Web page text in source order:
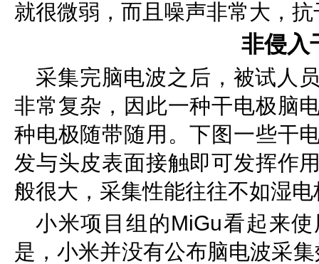
就很微弱，而且噪声非常大，
非侵入
采集完脑电波之后，被试人
非常复杂，因此一种干电极脑
种电极随带随用。下图一些干
发与头皮表面接触即可发挥作
般很大，采集性能往往不如湿电
小米项目组的MiGu看起来
是，小米并没有公布脑电波采